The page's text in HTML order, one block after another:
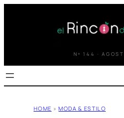
Nº 144 ·
HOME » MODA & ESTILO